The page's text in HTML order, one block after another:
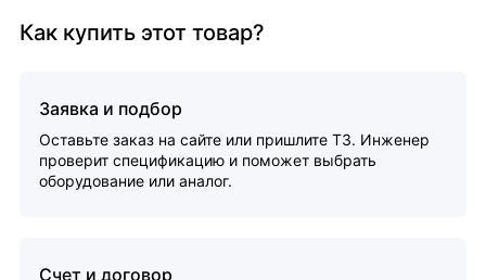
Как купить этот товар?
Заявка и подбор
Оставьте заказ на сайте или пришлите ТЗ. Инженер
проверит спецификацию и поможет выбрать
оборудование или аналог.
Счет и договор